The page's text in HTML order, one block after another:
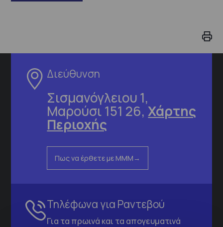
Διεύθυνση
Σισμανόγλειου 1,
Μαρούσι 151 26,Χάρτης
Περιοχής
Πως να έρθετε με ΜΜΜ
Τηλέφωνα για Ραντεβού
Για τα πρωινά και τα απογευματινά